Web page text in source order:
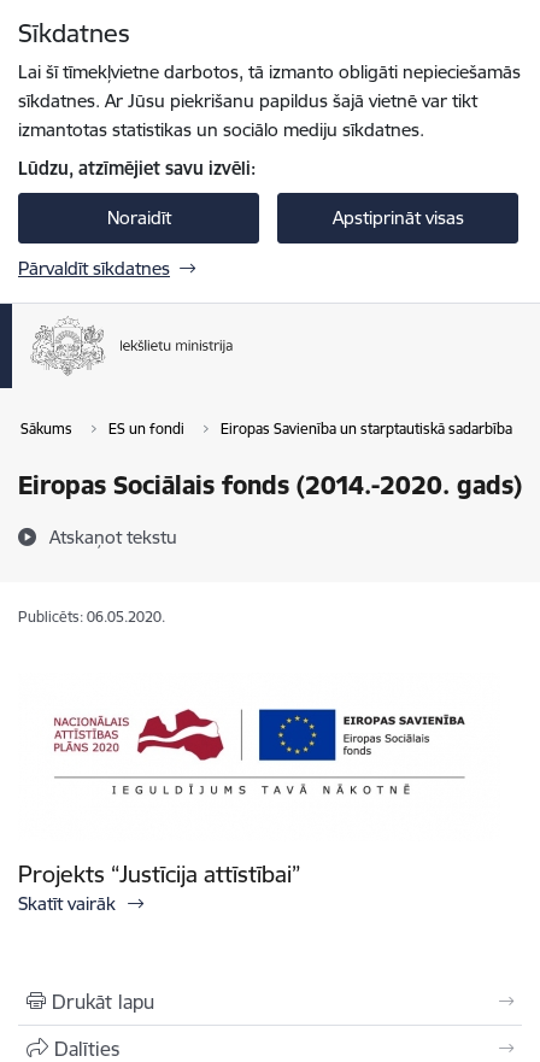
Sīkdatnes
Lai šī tīmekļvietne darbotos, tā izmanto obligāti nepieciešamās
sīkdatnes. Ar Jūsu piekrišanu papildus šajā vietnē var tikt
izmantotas statistikas un sociālo mediju sīkdatnes.
Lūdzu, atzīmējiet savu izvēli:
Noraidīt Apstiprināt visas
Pārvaldīt sīkdatnes
Sākums ES un fondi Eiropas Savienība un starptautiskā sadarbība
Eiropas Sociālais fonds (2014.-2020. gads)
Atskaņot tekstu
Publicēts: 06.05.2020.
Projekts “Justīcija attīstībai”
Skatīt vairāk
Drukāt lapu
Dalīties